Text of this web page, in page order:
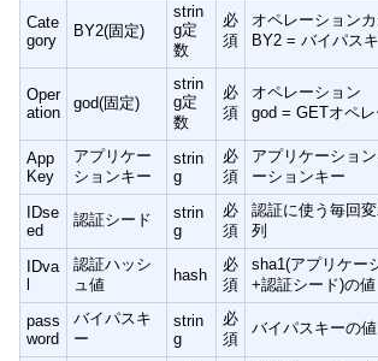
Cate
gory
BY2(固定)
strin
g定
数
必
須
オペレーション
BY2 = バイパス
Oper
ation
god(固定)
strin
g定
数
必
須
オペレーション
god = GETオペ
App
Key
アプリケー
ションキー
strin
g
必
須
アプリケーショ
ーションキー
IDse
ed
認証シード
strin
g
必
須
認証に使う毎回
列
IDva
l
認証ハッシ
ュ値
hash
必
須
sha1(アプリケー
+認証シード)の値
pass
word
バイパスキ
ー
strin
g
必
須
バイパスキーの値